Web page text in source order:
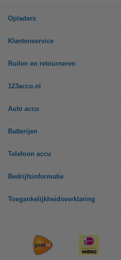
Opladers
Klantenservice
Ruilen en retourneren
123accu.nl
Auto accu
Batterijen
Telefoon accu
Bedrijfsinformatie
Toegankelijkheidsverklaring